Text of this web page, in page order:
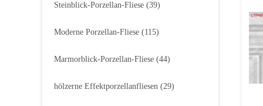
Steinblick-Porzellan-Fliese (39)
Moderne Porzellan-Fliese (115)
Marmorblick-Porzellan-Fliese (44)
hölzerne Effektporzellanfliesen (29)